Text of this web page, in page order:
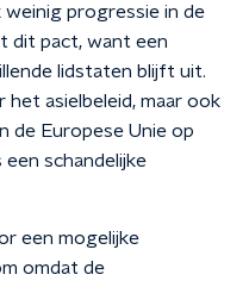
progressie in de
dit pact, want een
lidstaten blijft uit.
asielbeleid, maar ook
de Europese Unie op
schandelijke
een mogelijke
omdat de